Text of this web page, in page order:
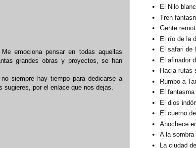
emociona pensar en todas aquellas
grandes obras y proyectos, se han
siempre hay tiempo para dedicarse a
sugieres, por el enlace que nos dejas.
El Nilo
Tren
Gente
El río de la
El safari de
El afinador
Hacia rutas
Rumbo a
El
El dios
El cuerno
Anochece
A la sombra
La ciudad